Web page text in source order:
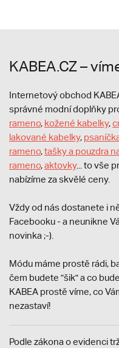
KABEA.CZ –
Internetový obchod
správné modní doplňky
rameno, kožené kabelky,
lakované kabelky,
rameno,tašky a pouzdra
rameno,aktovky... to vše
nabízíme za skvělé ceny.
Vždy od nás dostanete i
Facebooku - a neunikne
novinka ;-).
Módu máme prostě rádi,
čem budete "šik" a co
KABEA prostě víme, co
nezastaví!
Podle zákona o evidenci